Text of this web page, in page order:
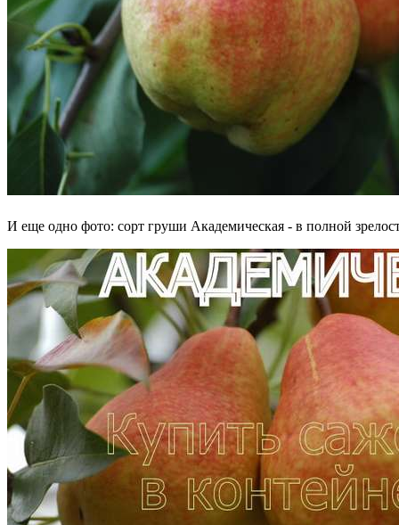
И еще одно фото: сорт груши Академическая - в полной